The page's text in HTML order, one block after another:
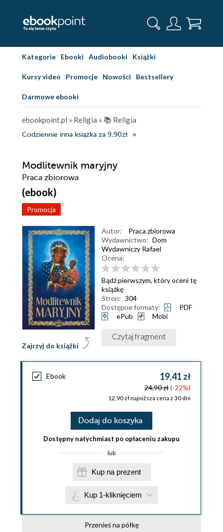
Kategorie Ebooki Audiobooki Książki
Kursy video Promocje Nowości Bestsellery
Darmowe ebooki
ebookpoint.pl » Religia » 📚 Religia
Codziennie inna książka za 9,90zł
Modlitewnik maryjny
Praca zbiorowa
(ebook)
Promocja
Zajrzyj do książki
Autor:
Praca zbiorowa
Wydawnictwo: Dom
Wydawniczy Rafael
Ocena:
Bądź pierwszym, który oceni tę
książkę
Stron: 304
Dostępne formaty:
PDF
ePub
Mobi
Czytaj fragment
Ebook 19,41 zł
24,90 zł(-22%)
12,90 zł najniższa cena z 30 dni
Dodaj do koszyka
Dostępny natychmiast po opłaceniu zakupu
lub
Kup na prezent
Kup 1-kliknięciem
Przenieś na półkę